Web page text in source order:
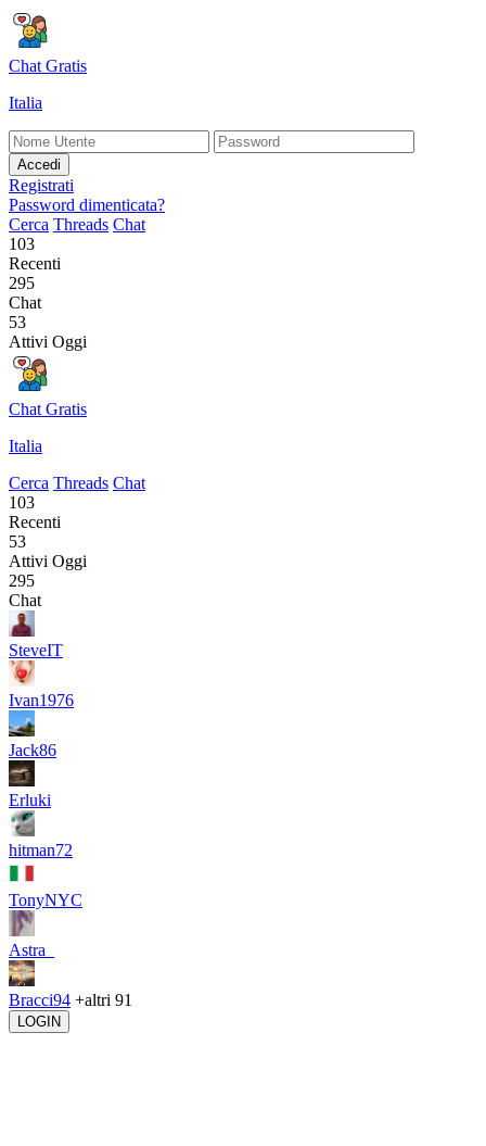
Chat Gratis
Italia
Accedi
Registrati
Password dimenticata?
Cerca Threads Chat
103
Recenti
295
Chat
53
Attivi Oggi
Chat Gratis
Italia
Cerca Threads Chat
103
Recenti
53
Attivi Oggi
295
Chat
SteveIT
Ivan1976
Jack86
Erluki
hitman72
TonyNYC
Astra_
Bracci94 +altri 91
LOGIN